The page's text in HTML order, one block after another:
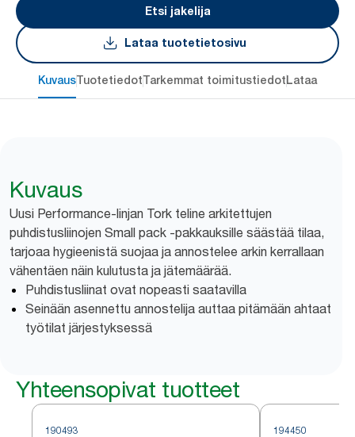
Etsi jakelija
Lataa tuotetietosivu
KuvausTuotetiedotTarkemmat toimitustiedotLataa
Kuvaus
Uusi Performance-linjan Tork teline arkitettujen
puhdistusliinojen Small pack -pakkauksille säästää tilaa,
tarjoaa hygieenistä suojaa ja annostelee arkin kerrallaan
vähentäen näin kulutusta ja jätemäärää.
Puhdistusliinat ovat nopeasti saatavilla
Seinään asennettu annostelija auttaa pitämään ahtaat
työtilat järjestyksessä
Yhteensopivat tuotteet
190493 194450